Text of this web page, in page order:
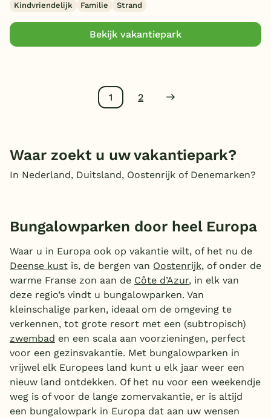
Kindvriendelijk Familie Strand
Bekijk vakantiepark
1 2
Waar zoekt u uw vakantiepark?
In Nederland, Duitsland, Oostenrijk of Denemarken?
Bungalowparken door heel Europa
Waar u in Europa ook op vakantie wilt, of het nu de
Deense kust is, de bergen van Oostenrijk, of onder de
warme Franse zon aan de Côte d’Azur, in elk van
deze regio’s vindt u bungalowparken. Van
kleinschalige parken, ideaal om de omgeving te
verkennen, tot grote resort met een (subtropisch)
zwembad en een scala aan voorzieningen, perfect
voor een gezinsvakantie. Met bungalowparken in
vrijwel elk Europees land kunt u elk jaar weer een
nieuw land ontdekken. Of het nu voor een weekendje
weg is of voor de lange zomervakantie, er is altijd
een bungalowpark in Europa dat aan uw wensen